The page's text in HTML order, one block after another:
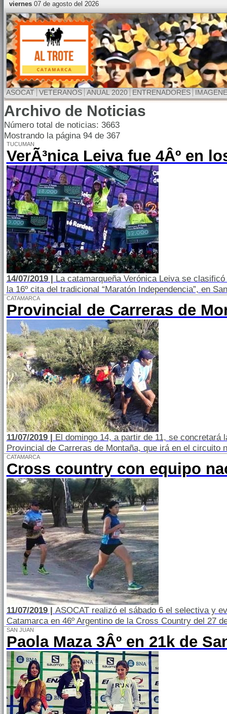
viernes07 de agosto del 2026
ASOCAT VETERANOS ANUAL 2020 ENTRENADORES
Archivo de Noticias
Número total de noticias: 3663
Mostrando la página 94 de 367
TUCUMAN
VerÃ³nica Leiva fue 4Âº en
14/07/2019 | La catamarqueña Verónica Leiva se
la 16º cita del tradicional “Maratón Independencia”, en
CATAMARCA
Provincial de Carreras de
11/07/2019 | El domingo 14, a partir de 11, se concretará
Provincial de Carreras de Montaña, que irá en el circuito
CATAMARCA
Cross country con equipo
11/07/2019 | ASOCAT realizó el sábado 6 el selectiva y
Catamarca en 46º Argentino de la Cross Country del 27
SAN JUAN
Paola Maza 3Âº en 21k de